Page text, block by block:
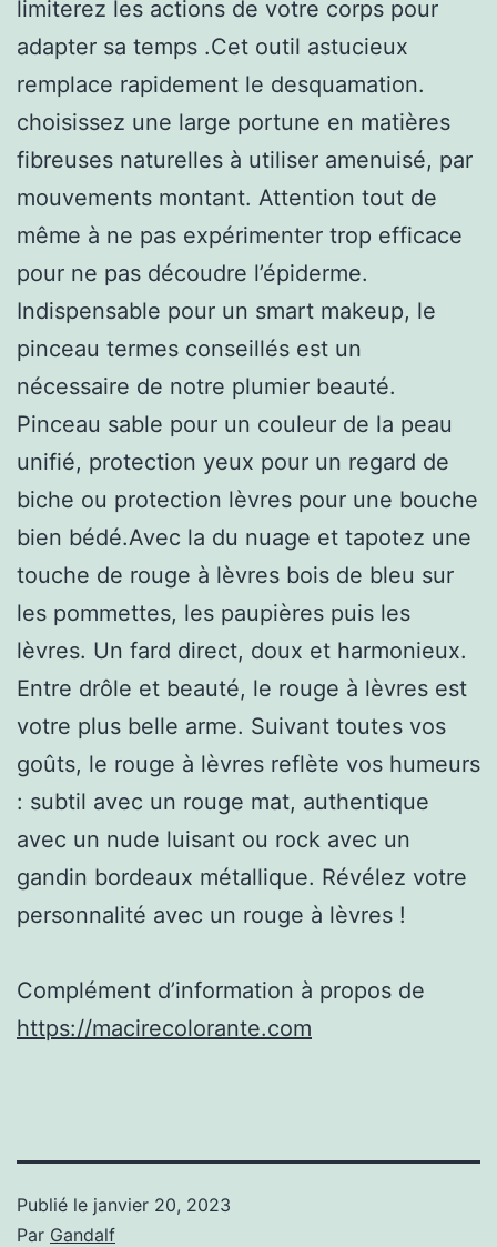
limiterez les actions de votre corps pour
adapter sa temps .Cet outil astucieux
remplace rapidement le desquamation.
choisissez une large portune en matières
fibreuses naturelles à utiliser amenuisé, par
mouvements montant. Attention tout de
même à ne pas expérimenter trop efficace
pour ne pas découdre l’épiderme.
Indispensable pour un smart makeup, le
pinceau termes conseillés est un
nécessaire de notre plumier beauté.
Pinceau sable pour un couleur de la peau
unifié, protection yeux pour un regard de
biche ou protection lèvres pour une bouche
bien bédé.Avec la du nuage et tapotez une
touche de rouge à lèvres bois de bleu sur
les pommettes, les paupières puis les
lèvres. Un fard direct, doux et harmonieux.
Entre drôle et beauté, le rouge à lèvres est
votre plus belle arme. Suivant toutes vos
goûts, le rouge à lèvres reflète vos humeurs
: subtil avec un rouge mat, authentique
avec un nude luisant ou rock avec un
gandin bordeaux métallique. Révélez votre
personnalité avec un rouge à lèvres !
Complément d’information à propos de
https://macirecolorante.com
Publié le janvier 20, 2023
Par Gandalf